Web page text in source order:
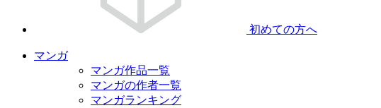
初めての方へ
マンガ
マンガ作品一覧
マンガの作者一覧
マンガランキング